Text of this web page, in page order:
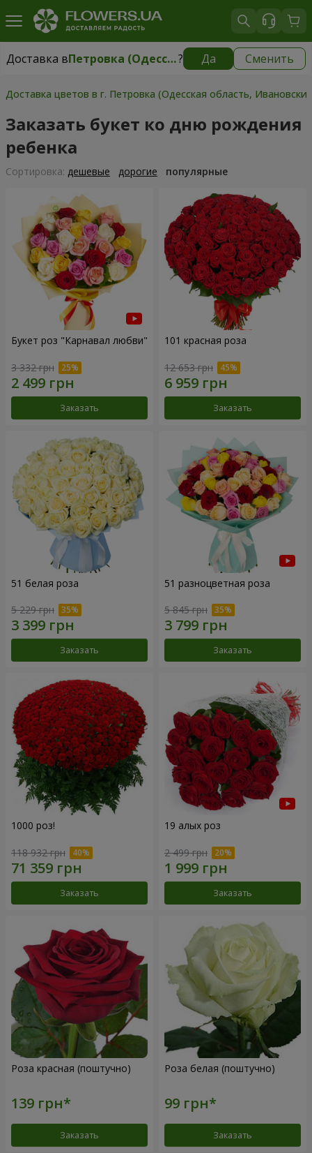
Доставка в Петровка (Одесская область, Ивановский р-н)? Да Сменить
Доставка в Петровка (Одесская область, Ивановский р-н)|930 грн
Доставка цветов в г. Петровка (Одесская область,
Заказать букет ко дню рождения
ребенка
Cортировка: дешевые дорогие популярные
Букет роз "Карнавал любви"
3 332 грн
Заказать
101 красная роза
12 653 грн
Заказать
51 белая роза
5 229 грн
Заказать
51 разноцветная роза
5 845 грн
Заказать
1000 роз!
118 932 грн
Заказать
19 алых роз
2 499 грн
Заказать
Роза красная (поштучно)
Заказать
Роза белая (поштучно)
Заказать